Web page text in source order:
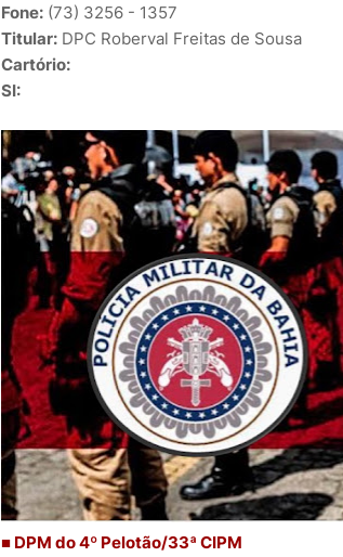
Fone: (73) 3256 - 1357
Titular: DPC Roberval Freitas de Sousa
Cartório:
SI:
■ DPM do 4º Pelotão/33ª CIPM